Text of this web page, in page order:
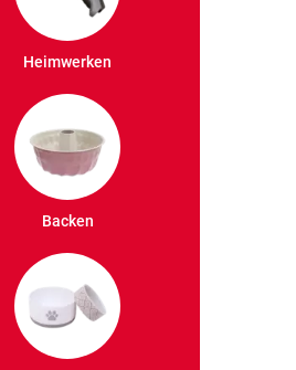
Heimwerken
Backen